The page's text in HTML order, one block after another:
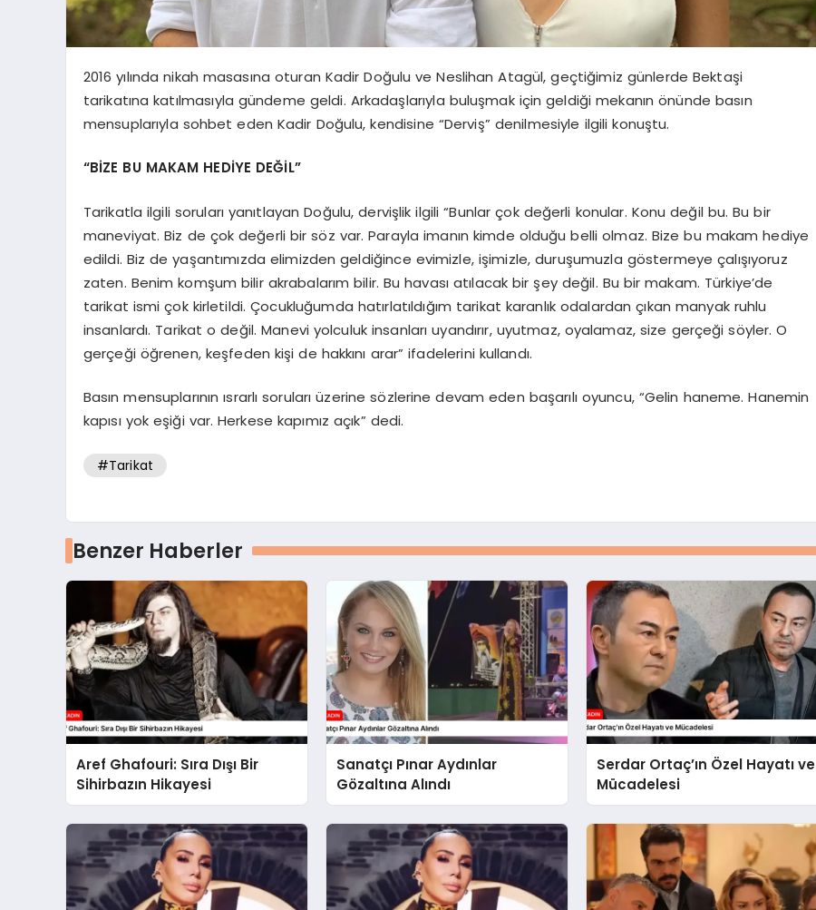
2016 yılında nikah masasına oturan Kadir Doğulu ve Neslihan Atagül, geçtiğimiz günlerde Bektaşi
tarikatına katılmasıyla gündeme geldi. Arkadaşlarıyla buluşmak için geldiği mekanın önünde basın
mensuplarıyla sohbet eden Kadir Doğulu, kendisine “Derviş” denilmesiyle ilgili konuştu.
“BİZE BU MAKAM HEDİYE DEĞİL”
Tarikatla ilgili soruları yanıtlayan Doğulu, dervişlik ilgili “Bunlar çok değerli konular. Konu değil bu. Bu bir
maneviyat. Biz de çok değerli bir söz var. Parayla imanın kimde olduğu belli olmaz. Bize bu makam hediye
edildi. Biz de yaşantımızda elimizden geldiğince evimizle, işimizle, duruşumuzla göstermeye çalışıyoruz
zaten. Benim komşum bilir akrabalarım bilir. Bu havası atılacak bir şey değil. Bu bir makam. Türkiye’de
tarikat ismi çok kirletildi. Çocukluğumda hatırlatıldığım tarikat karanlık odalardan çıkan manyak ruhlu
insanlardı. Tarikat o değil. Manevi yolculuk insanları uyandırır, uyutmaz, oyalamaz, size gerçeği söyler. O
gerçeği öğrenen, keşfeden kişi de hakkını arar” ifadelerini kullandı.
Basın mensuplarının ısrarlı soruları üzerine sözlerine devam eden başarılı oyuncu, “Gelin haneme. Hanemin
kapısı yok eşiği var. Herkese kapımız açık” dedi.
#Tarikat
Benzer Haberler
Aref Ghafouri: Sıra Dışı Bir
Sihirbazın Hikayesi
Sanatçı Pınar Aydınlar
Gözaltına Alındı
Serdar Ortaç’ın Özel Hayatı ve
Mücadelesi